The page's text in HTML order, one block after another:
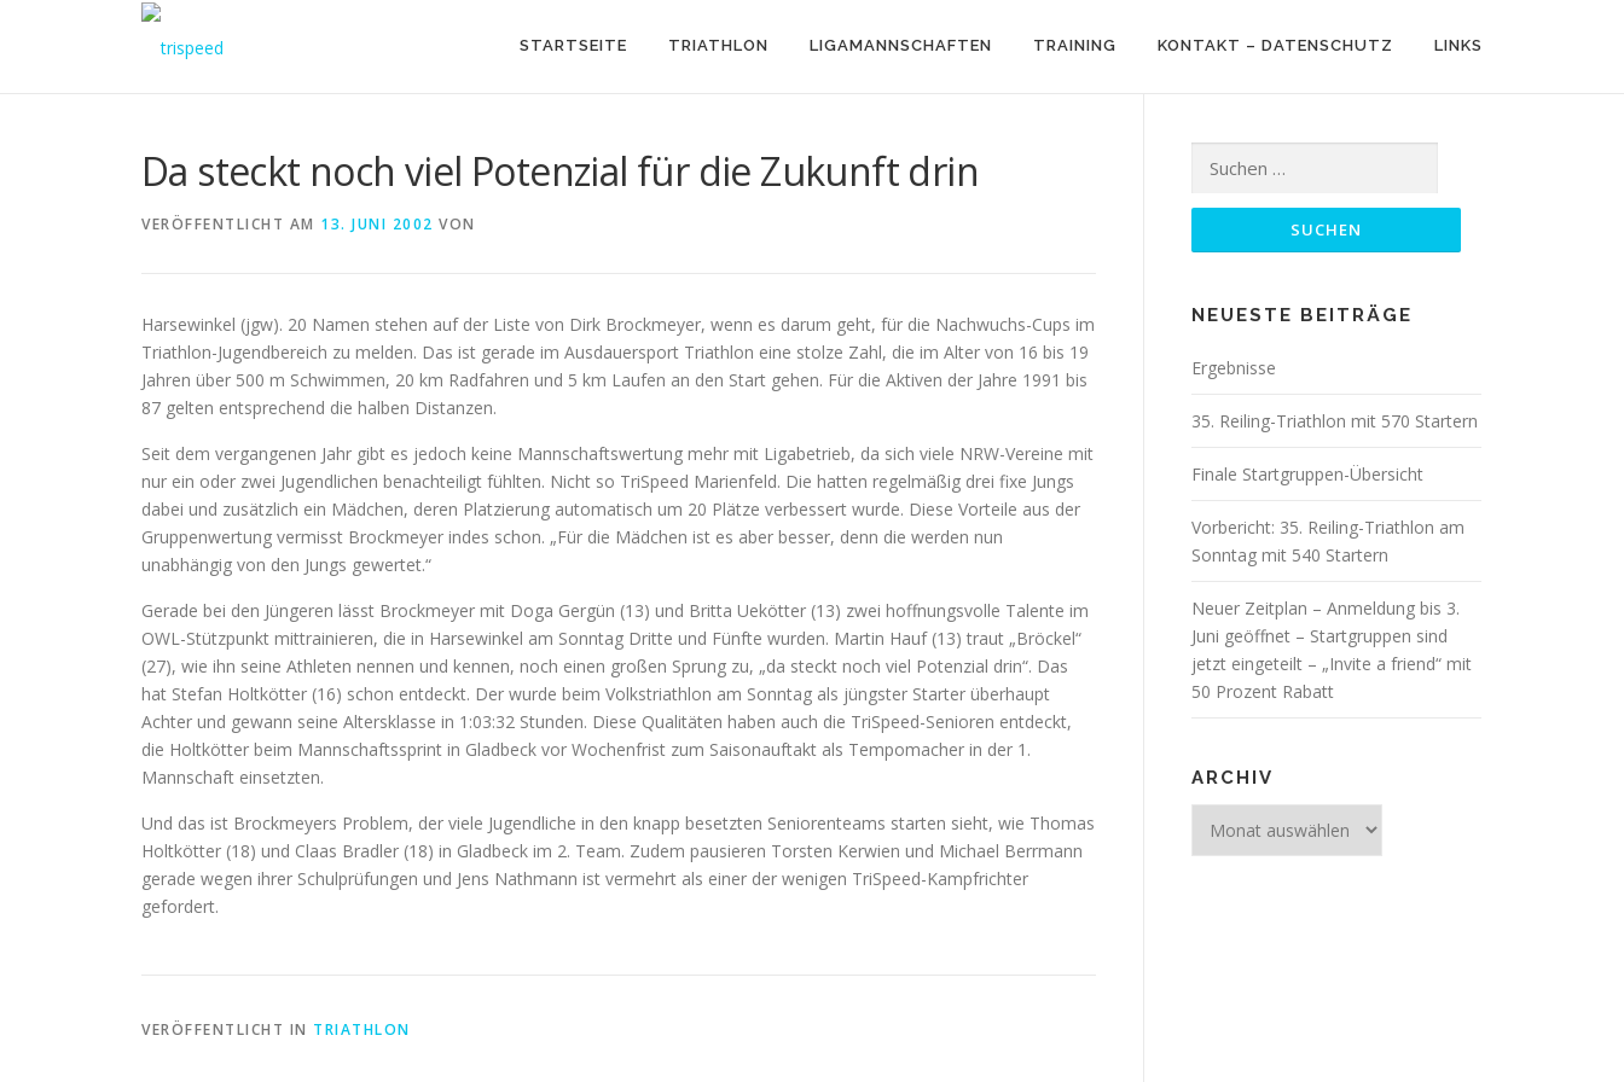
STARTSEITE TRIATHLON LIGAMANNSCHAFTEN TRAINING KONTAKT – DATENSCHUTZ LINKS
Da steckt noch viel Potenzial für die Zukunft drin
VERÖFFENTLICHT AM 13. JUNI 2002 VON
Harsewinkel (jgw). 20 Namen stehen auf der Liste von Dirk Brockmeyer, wenn es darum geht, für die Nachwuchs-Cups im
Triathlon-Jugendbereich zu melden. Das ist gerade im Ausdauersport Triathlon eine stolze Zahl, die im Alter von 16 bis 19
Jahren über 500 m Schwimmen, 20 km Radfahren und 5 km Laufen an den Start gehen. Für die Aktiven der Jahre 1991 bis
87 gelten entsprechend die halben Distanzen.
Seit dem vergangenen Jahr gibt es jedoch keine Mannschaftswertung mehr mit Ligabetrieb, da sich viele NRW-Vereine mit
nur ein oder zwei Jugendlichen benachteiligt fühlten. Nicht so TriSpeed Marienfeld. Die hatten regelmäßig drei fixe Jungs
dabei und zusätzlich ein Mädchen, deren Platzierung automatisch um 20 Plätze verbessert wurde. Diese Vorteile aus der
Gruppenwertung vermisst Brockmeyer indes schon. „Für die Mädchen ist es aber besser, denn die werden nun
unabhängig von den Jungs gewertet.“
Gerade bei den Jüngeren lässt Brockmeyer mit Doga Gergün (13) und Britta Uekötter (13) zwei hoffnungsvolle Talente im
OWL-Stützpunkt mittrainieren, die in Harsewinkel am Sonntag Dritte und Fünfte wurden. Martin Hauf (13) traut „Bröckel“
(27), wie ihn seine Athleten nennen und kennen, noch einen großen Sprung zu, „da steckt noch viel Potenzial drin“. Das
hat Stefan Holtkötter (16) schon entdeckt. Der wurde beim Volkstriathlon am Sonntag als jüngster Starter überhaupt
Achter und gewann seine Altersklasse in 1:03:32 Stunden. Diese Qualitäten haben auch die TriSpeed-Senioren entdeckt,
die Holtkötter beim Mannschaftssprint in Gladbeck vor Wochenfrist zum Saisonauftakt als Tempomacher in der 1.
Mannschaft einsetzten.
Und das ist Brockmeyers Problem, der viele Jugendliche in den knapp besetzten Seniorenteams starten sieht, wie Thomas
Holtkötter (18) und Claas Bradler (18) in Gladbeck im 2. Team. Zudem pausieren Torsten Kerwien und Michael Berrmann
gerade wegen ihrer Schulprüfungen und Jens Nathmann ist vermehrt als einer der wenigen TriSpeed-Kampfrichter
gefordert.
VERÖFFENTLICHT IN TRIATHLON
nach:
NEUESTE BEITRÄGE
Ergebnisse
35. Reiling-Triathlon mit 570 Startern
Finale Startgruppen-Übersicht
Vorbericht: 35. Reiling-Triathlon am
Sonntag mit 540 Startern
Neuer Zeitplan – Anmeldung bis 3.
Juni geöffnet – Startgruppen sind
jetzt eingeteilt – „Invite a friend“ mit
50 Prozent Rabatt
ARCHIV